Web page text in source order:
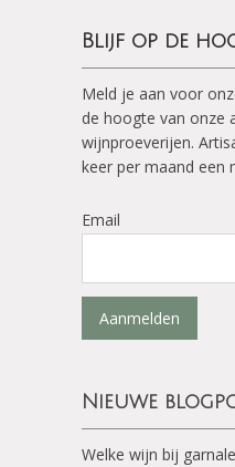
Blijf op de
Meld je aan voor
de hoogte van onze
wijnproeverijen.
keer per maand een
Email
Aanmelden
Nieuwe
Welke wijn bij